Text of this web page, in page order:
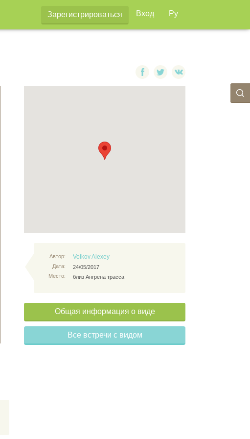
Зарегистрироваться Вход Ру
Автор:
Дата:
Место:
Volkov Alexey
24/05/2017
близ Ангрена трасса
Общая информация о виде
Все встречи с видом